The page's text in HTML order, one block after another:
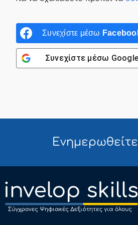
Συνεχίστε μέσω
Συνεχίστε μέσω Google